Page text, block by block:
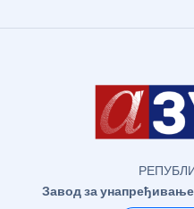
Завод за